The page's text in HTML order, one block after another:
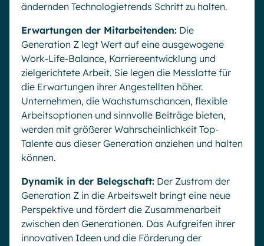
ändernden Technologietrends Schritt zu halten.
Erwartungen der Mitarbeitenden: Die
Generation Z legt Wert auf eine ausgewogene
Work-Life-Balance, Karriereentwicklung und
zielgerichtete Arbeit. Sie legen die Messlatte für
die Erwartungen ihrer Angestellten höher.
Unternehmen, die Wachstumschancen, flexible
Arbeitsoptionen und sinnvolle Beiträge bieten,
werden mit größerer Wahrscheinlichkeit Top-
Talente aus dieser Generation anziehen und halten
können.
Dynamik in der Belegschaft: Der Zustrom der
Generation Z in die Arbeitswelt bringt eine neue
Perspektive und fördert die Zusammenarbeit
zwischen den Generationen. Das Aufgreifen ihrer
innovativen Ideen und die Förderung der